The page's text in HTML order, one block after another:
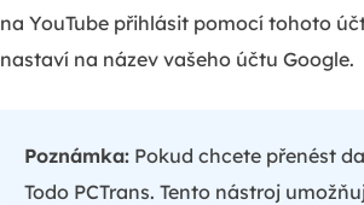
na YouTube přihlásit pomocí tohoto
nastaví na název vašeho účtu Google.
Poznámka: Pokud chcete přenést
Todo PCTrans. Tento nástroj